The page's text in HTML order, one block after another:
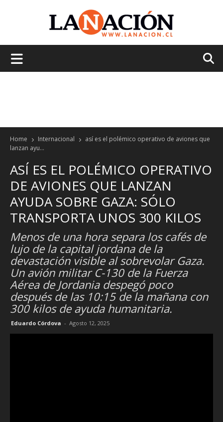
Home Internacional
así es el polémico operativo de aviones que
lanzan ayu...
ASÍ ES EL POLÉMICO OPERATIVO
DE AVIONES QUE LANZAN
AYUDA SOBRE GAZA: SÓLO
TRANSPORTA UNOS 300 KILOS
Menos de una hora separa los cafés de
lujo de la capital jordana de la
devastación visible al sobrevolar Gaza.
Un avión militar C-130 de la Fuerza
Aérea de Jordania despegó poco
después de las 10:15 de la mañana con
300 kilos de ayuda humanitaria.
Eduardo Córdova - Agosto 12, 2025